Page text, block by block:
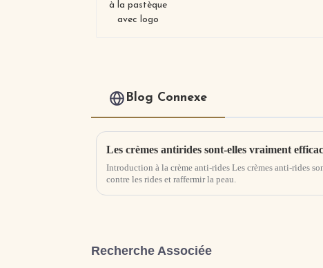
Blog Connexe
Introduction à la crème anti-rides Les crèmes anti-rides
contre les rides et raffermir la peau.
Recherche Associée